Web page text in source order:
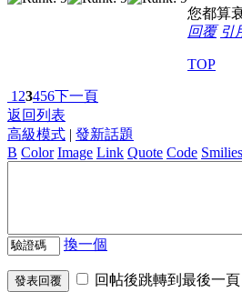
您都算
回覆 引
TOP
1 23456下一頁
返回列表
高級模式 | 發新話題
B Color Image Link Quote Code Smilies
換一個
發表回覆 回帖後跳轉到最後一頁